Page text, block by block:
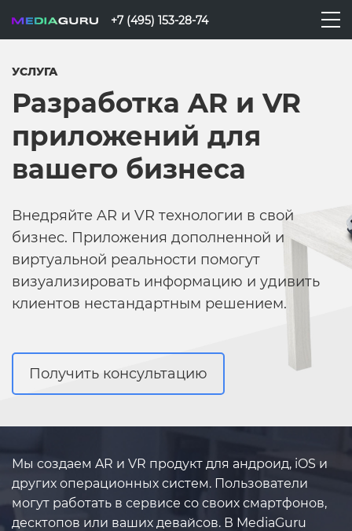
+7 (495) 153-28-74
УСЛУГА
Разработка AR и VR
приложений для
вашего бизнеса
Внедряйте AR и VR технологии в свой
бизнес. Приложения дополненной и
виртуальной реальности помогут
визуализировать информацию и удивить
клиентов нестандартным решением.
Получить консультацию
Мы создаем AR и VR продукт для андроид, iOS и
других операционных систем. Пользователи
могут работать в сервисе со своих смартфонов,
десктопов или ваших девайсов. В MediaGuru